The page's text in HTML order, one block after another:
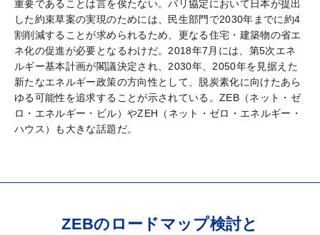
重要であることは言を俟たない。パリ協定において日本が提出
した約束草案の実現のためには、民生部門で2030年までに約4
割削減することが求められるため、更なる住宅・建築物の省エ
ネ化の促進が必要となるわけだ。2018年7月には、第5次エネ
ルギー基本計画が閣議決定され、2030年、2050年を見据えた
新たなエネルギー政策の方向性として、脱炭素化に向けたあら
ゆる可能性を追求することが示されている。ZEB（ネット・ゼ
ロ・エネルギー・ビル）やZEH（ネット・ゼロ・エネルギー・
ハウス）も大きな話題だ。
ZEBのロードマップ検討と